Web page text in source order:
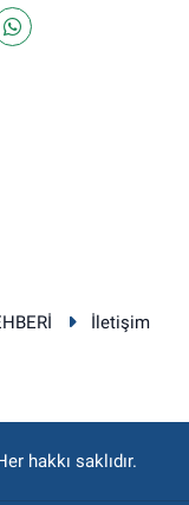
İletişim
hakkı saklıdır.